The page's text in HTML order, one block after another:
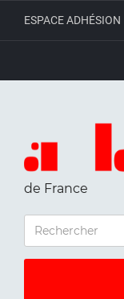
ESPACE ADHÉSION
de France
RECHERCHER